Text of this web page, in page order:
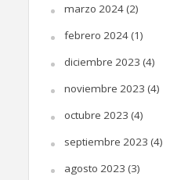
marzo 2024(2)
febrero 2024(1)
diciembre 2023 (4)
noviembre 2023 (4)
octubre 2023 (4)
septiembre 2023 (4)
agosto 2023 (3)